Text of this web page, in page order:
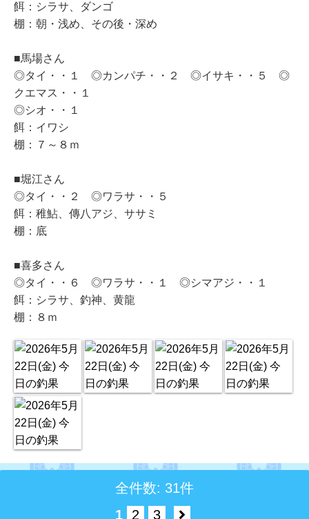
餌：シラサ、ダンゴ
棚：朝・浅め、その後・深め
■馬場さん
◎タイ・・１ ◎カンパチ・・２ ◎イサキ・・５ ◎
クエマス・・１
◎シオ・・１
餌：イワシ
棚：７～８ｍ
■堀江さん
◎タイ・・２ ◎ワラサ・・５
餌：稚鮎、傳八アジ、ササミ
棚：底
■喜多さん
◎タイ・・６ ◎ワラサ・・１ ◎シマアジ・・１
餌：シラサ、釣神、黄龍
棚：８ｍ
全件数: 31件
1
2 3